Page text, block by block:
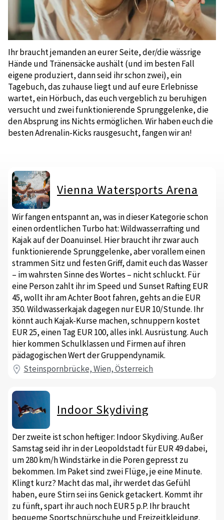
Ihr braucht jemanden an eurer Seite, der/die wässrige
Hände und Tränensäcke aushält (und im besten Fall
eigene produziert, dann seid ihr schon zwei), ein
Tagebuch, das zuhause liegt und auf eure Erlebnisse
wartet, ein Hörbuch, das euch vergeblich zu beruhigen
versucht und zwei funktionierende Sprunggelenke, die
den Absprung ins Nichts ermöglichen. Wir haben euch die
besten Adrenalin-Kicks rausgesucht, fangen wir an!
Vienna Watersports Arena
Wir fangen entspannt an, was in dieser Kategorie schon
einen ordentlichen Turbo hat: Wildwasserrafting und
Kajak auf der Doanuinsel. Hier braucht ihr zwar auch
funktionierende Sprunggelenke, aber vorallem einen
strammen Sitz und festen Griff, damit euch das Wasser
– im wahrsten Sinne des Wortes – nicht schluckt. Für
eine Person zahlt ihr im Speed und Sunset Rafting EUR
45, wollt ihr am Achter Boot fahren, gehts an die EUR
350. Wildwasserkajak dagegen nur EUR 10/Stunde. Ihr
könnt auch Kajak-Kurse machen, schnuppern kostet
EUR 25, einen Tag EUR 100, alles inkl. Ausrüstung. Auch
hier kommen Schulklassen und Firmen auf ihren
pädagogischen Wert der Gruppendynamik.
Steinspornbrücke, Wien, Österreich
Indoor Skydiving
Der zweite ist schon heftiger: Indoor Skydiving. Außer
Samstag seid ihr in der Leopoldstadt für EUR 49 dabei,
um 280 km/h Windstärke in die Poren gepresst zu
bekommen. Im Paket sind zwei Flüge, je eine Minute.
Klingt kurz? Macht das mal, ihr werdet das Gefühl
haben, eure Stirn sei ins Genick getackert. Kommt ihr
zu fünft, spart ihr auch noch EUR 5 p.P. Ihr braucht
bequeme Sportschnürschuhe und Freizeitkleidung.